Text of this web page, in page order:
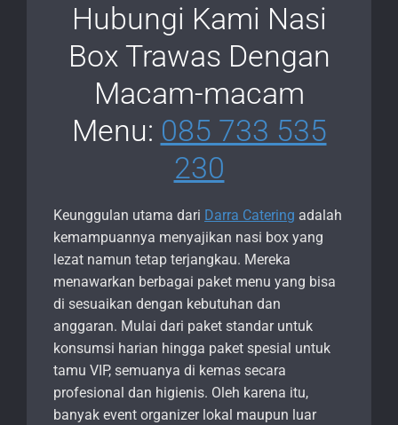
Hubungi Kami Nasi
Box Trawas Dengan
Macam-macam
Menu: 085 733 535
230
Keunggulan utama dari Darra Catering adalah
kemampuannya menyajikan nasi box yang
lezat namun tetap terjangkau. Mereka
menawarkan berbagai paket menu yang bisa
di sesuaikan dengan kebutuhan dan
anggaran. Mulai dari paket standar untuk
konsumsi harian hingga paket spesial untuk
tamu VIP, semuanya di kemas secara
profesional dan higienis. Oleh karena itu,
banyak event organizer lokal maupun luar